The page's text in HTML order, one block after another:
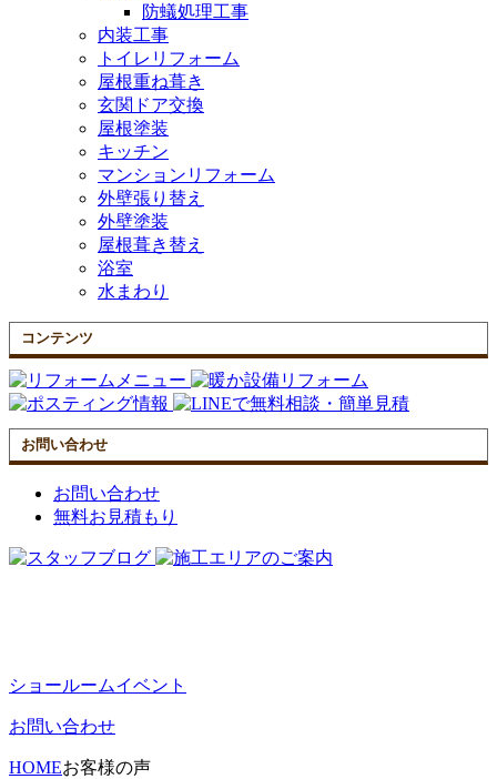
防蟻処理工事
内装工事
トイレリフォーム
屋根重ね葺き
玄関ドア交換
屋根塗装
キッチン
マンションリフォーム
外壁張り替え
外壁塗装
屋根葺き替え
浴室
水まわり
コンテンツ
お問い合わせ
お問い合わせ
無料お見積もり
ショールームイベント
お問い合わせ
HOMEお客様の声